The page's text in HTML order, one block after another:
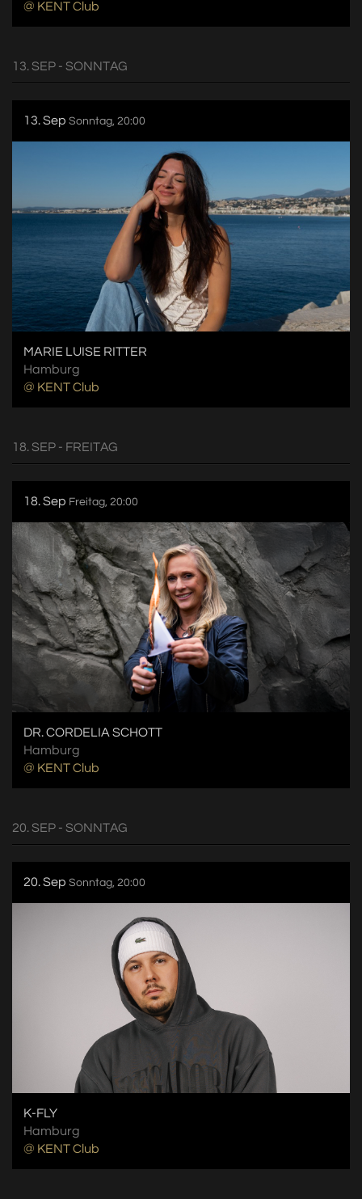
@ KENT Club
13. SEP - SONNTAG
13. Sep Sonntag, 20:00
MARIE LUISE RITTER
Hamburg
@ KENT Club
18. SEP - FREITAG
18. Sep Freitag, 20:00
DR. CORDELIA SCHOTT
Hamburg
@ KENT Club
20. SEP - SONNTAG
20. Sep Sonntag, 20:00
K-FLY
Hamburg
@ KENT Club